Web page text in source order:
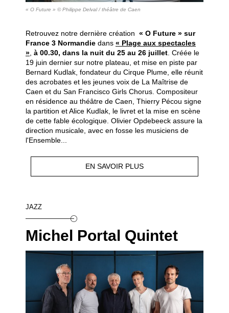
« O Future » © Philippe Delval / théâtre de Caen
Retrouvez notre dernière création « O Future » sur
France 3 Normandie dans « Plage aux spectacles
» à 00.30, dans la nuit du 25 au 26 juillet . Créée le
19 juin dernier sur notre plateau, et mise en piste par
Bernard Kudlak, fondateur du Cirque Plume, elle réunit
des acrobates et les jeunes voix de La Maîtrise de
Caen et du San Francisco Girls Chorus. Compositeur
en résidence au théâtre de Caen, Thierry Pécou signe
la partition et Alice Kudlak, le livret et la mise en scène
de cette fable écologique. Olivier Opdebeeck assure la
direction musicale, avec en fosse les musiciens de
l'Ensemble...
EN SAVOIR PLUS
JAZZ
Michel Portal Quintet